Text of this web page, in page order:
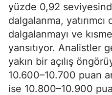
yüzde 0,92
dalgalanma,
dalgalanmayı ve
yansıtıyor. Analistler
yakın bir açılış
10.600–10.700 puan
ise 10.800–10.900